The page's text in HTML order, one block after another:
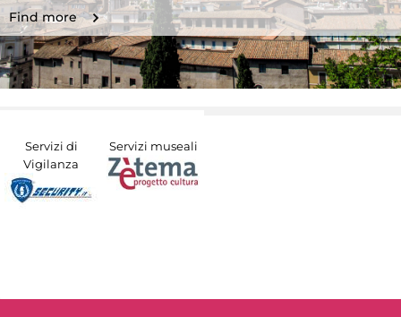
Find more
Servizi di
Vigilanza
Servizi museali